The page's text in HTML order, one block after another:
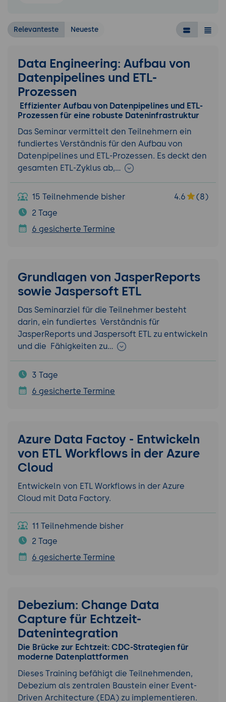
Relevanteste Neueste
Data Engineering: Aufbau von
Datenpipelines und ETL-
Prozessen
Effizienter Aufbau von Datenpipelines und ETL-
Prozessen für eine robuste Dateninfrastruktur
Das Seminar vermittelt den Teilnehmern ein
fundiertes Verständnis für den Aufbau von
Datenpipelines und ETL-Prozessen. Es deckt den
gesamten ETL-Zyklus ab,…
15 Teilnehmende bisher 4.6
(8)
2 Tage
6 gesicherte Termine
Grundlagen von JasperReports
sowie Jaspersoft ETL
Das Seminarziel für die Teilnehmer besteht
darin, ein fundiertes Verständnis für
JasperReports und Jaspersoft ETL zu entwickeln
und die Fähigkeiten zu…
3 Tage
6 gesicherte Termine
Azure Data Factoy - Entwickeln
von ETL Workflows in der Azure
Cloud
Entwickeln von ETL Workflows in der Azure
Cloud mit Data Factory.
11 Teilnehmende bisher
2 Tage
6 gesicherte Termine
Debezium: Change Data
Capture für Echtzeit-
Datenintegration
Die Brücke zur Echtzeit: CDC-Strategien für
moderne Datenplattformen
Dieses Training befähigt die Teilnehmenden,
Debezium als zentralen Baustein einer Event-
Driven Architecture (EDA) zu implementieren.